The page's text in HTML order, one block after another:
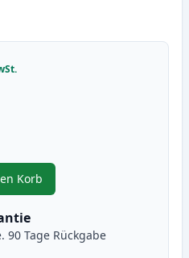
um anzupassen
Korb
, 5 stück Brother TN2010
90 Tage Rückgabe